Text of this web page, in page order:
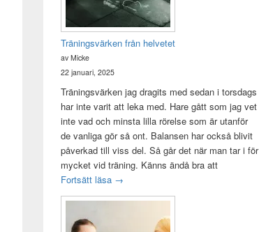
Träningsvärken från helvetet
av Micke
22 januari, 2025
Träningsvärken jag dragits med sedan i torsdags
har inte varit att leka med. Hare gått som jag vet
inte vad och minsta lilla rörelse som är utanför
de vanliga gör så ont. Balansen har också blivit
påverkad till viss del. Så går det när man tar i för
mycket vid träning. Känns ändå bra att
Fortsätt läsa Träningsvärken från helvetet
→